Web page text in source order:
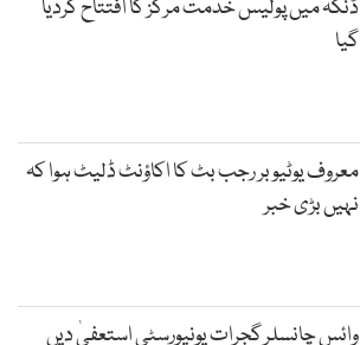
ڈنگہ میں پولیس خدمت مرکز کا افتتاح کردیا
گیا
معروف یوٹیوبر رجب بٹ کا اکاؤنٹ ڈلیٹ ہوا کہ
نہیں بڑی خبر
وائس چانسلر گجرات یونیورسٹی استعفیٰ دیں